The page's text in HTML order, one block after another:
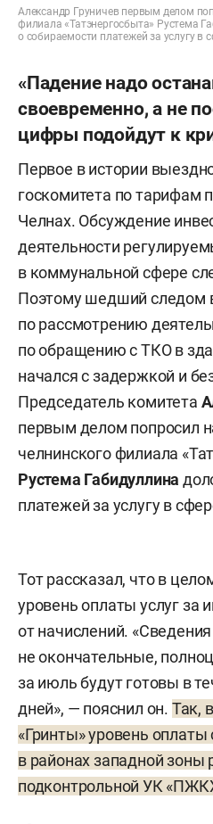
Александр Груничев первым делом
филиала «Татэнергосбыта» Рустема
о собираемости платежей за услугу в
«Падение надо
своевременно, а не
цифры подойдут к
Первое в истории
госкомитета по
Челнах. Обсуждение
деятельности
в коммунальной сфере
Поэтому шедший следом
по рассмотрению
по обращению с ТКО в
начался с задержкой и
Председатель комитета
первым делом попросил
челнинского филиала
Рустема Габидуллина
платежей за услугу в
Тот рассказал, что в
уровень оплаты услуг за
от начислений.
не окончательные,
за июль будут готовы в
дней», — пояснил он. Так,
«Гринты» уровень оплаты
в районах западной зоны
подконтрольной УК